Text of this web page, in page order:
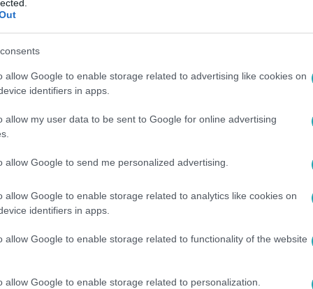
allow Google to enable storage related to advertising like cookies on
identifiers in apps.
allow my user data to be sent to Google for online advertising
allow Google to send me personalized advertising.
allow Google to enable storage related to analytics like cookies on
identifiers in apps.
allow Google to enable storage related to functionality of the website
allow Google to enable storage related to personalization.
a Gyilkosok között – Hajnóczy Soma
Borit?
a kastélyban Gyilkosai között feszültség alakult ki.
betámadta Szinetár Dórát:
Az Árulók – Gyilkosság a kastélyban Ártatlanjai között.